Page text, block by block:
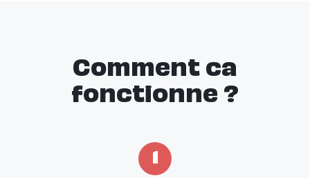
Comment ca
fonctionne ?